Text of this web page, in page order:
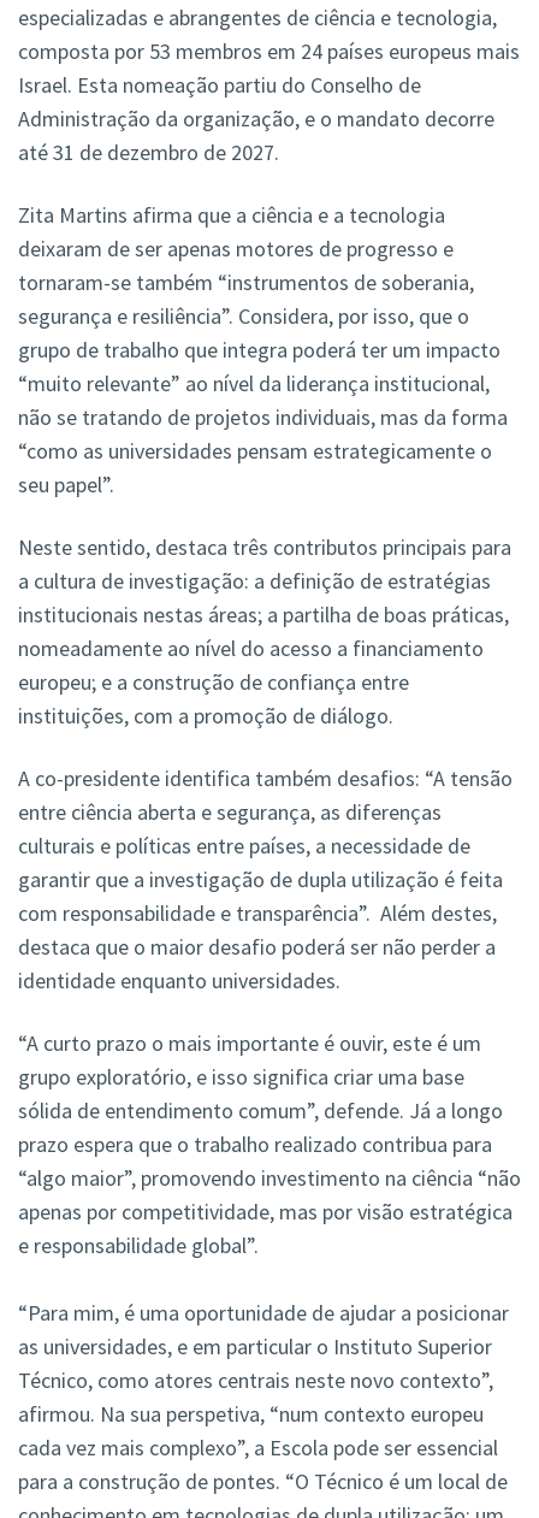
especializadas e abrangentes de ciência e tecnologia,
composta por 53 membros em 24 países europeus mais
Israel. Esta nomeação partiu do Conselho de
Administração da organização, e o mandato decorre
até 31 de dezembro de 2027.
Zita Martins afirma que a ciência e a tecnologia
deixaram de ser apenas motores de progresso e
tornaram-se também “instrumentos de soberania,
segurança e resiliência”. Considera, por isso, que o
grupo de trabalho que integra poderá ter um impacto
“muito relevante” ao nível da liderança institucional,
não se tratando de projetos individuais, mas da forma
“como as universidades pensam estrategicamente o
seu papel”.
Neste sentido, destaca três contributos principais para
a cultura de investigação: a definição de estratégias
institucionais nestas áreas; a partilha de boas práticas,
nomeadamente ao nível do acesso a financiamento
europeu; e a construção de confiança entre
instituições, com a promoção de diálogo.
A co-presidente identifica também desafios: “A tensão
entre ciência aberta e segurança, as diferenças
culturais e políticas entre países, a necessidade de
garantir que a investigação de dupla utilização é feita
com responsabilidade e transparência”. Além destes,
destaca que o maior desafio poderá ser não perder a
identidade enquanto universidades.
“A curto prazo o mais importante é ouvir, este é um
grupo exploratório, e isso significa criar uma base
sólida de entendimento comum”, defende. Já a longo
prazo espera que o trabalho realizado contribua para
“algo maior”, promovendo investimento na ciência “não
apenas por competitividade, mas por visão estratégica
e responsabilidade global”.
“Para mim, é uma oportunidade de ajudar a posicionar
as universidades, e em particular o Instituto Superior
Técnico, como atores centrais neste novo contexto”,
afirmou. Na sua perspetiva, “num contexto europeu
cada vez mais complexo”, a Escola pode ser essencial
para a construção de pontes. “O Técnico é um local de